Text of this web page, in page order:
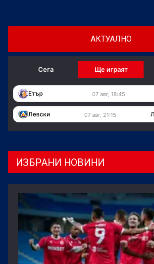
АКТУАЛНО
Сега Ще играят
Етър 07 авг, 18:45
Левски 07 авг, 21:15
ИЗБРАНИ НОВИНИ